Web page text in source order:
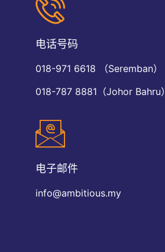
电话号码
018-971 6618 （Seremban）
018-787 8881（Johor Bahru）
电子邮件
info@ambitious.my